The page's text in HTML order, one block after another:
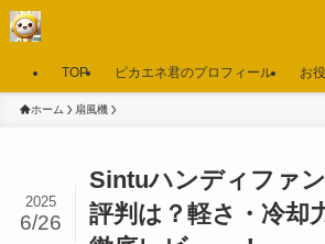
TOP ピカエネ君のプロフィール お
ホーム 扇風機
Sintuハンディファ
評判は？軽さ・冷却
2025
6/26